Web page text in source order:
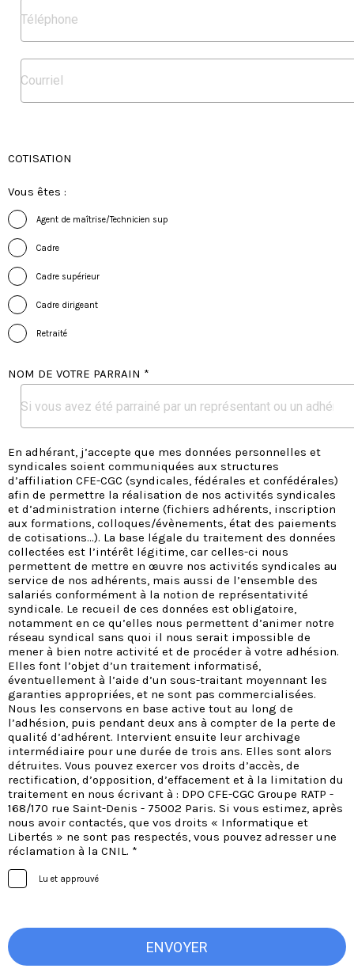
COTISATION
Vous êtes :
Agent de maîtrise/Technicien sup
Cadre
Cadre supérieur
Cadre dirigeant
Retraité
NOM DE VOTRE PARRAIN *
En adhérant, j’accepte que mes données personnelles et
syndicales soient communiquées aux structures
d’affiliation CFE-CGC (syndicales, fédérales et confédérales)
afin de permettre la réalisation de nos activités syndicales
et d’administration interne (fichiers adhérents, inscription
aux formations, colloques/évènements, état des paiements
de cotisations…). La base légale du traitement des données
collectées est l’intérêt légitime, car celles-ci nous
permettent de mettre en œuvre nos activités syndicales au
service de nos adhérents, mais aussi de l’ensemble des
salariés conformément à la notion de représentativité
syndicale. Le recueil de ces données est obligatoire,
notamment en ce qu’elles nous permettent d’animer notre
réseau syndical sans quoi il nous serait impossible de
mener à bien notre activité et de procéder à votre adhésion.
Elles font l’objet d’un traitement informatisé,
éventuellement à l’aide d’un sous-traitant moyennant les
garanties appropriées, et ne sont pas commercialisées.
Nous les conservons en base active tout au long de
l’adhésion, puis pendant deux ans à compter de la perte de
qualité d’adhérent. Intervient ensuite leur archivage
intermédiaire pour une durée de trois ans. Elles sont alors
détruites. Vous pouvez exercer vos droits d’accès, de
rectification, d’opposition, d’effacement et à la limitation du
traitement en nous écrivant à : DPO CFE-CGC Groupe RATP -
168/170 rue Saint-Denis - 75002 Paris. Si vous estimez, après
nous avoir contactés, que vos droits « Informatique et
Libertés » ne sont pas respectés, vous pouvez adresser une
réclamation à la CNIL. *
Lu et approuvé
ENVOYER